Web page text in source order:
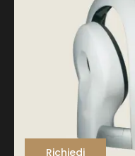
Richiedi